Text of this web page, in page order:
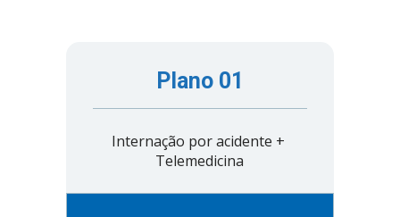
Plano 01
Internação por acidente +
Telemedicina